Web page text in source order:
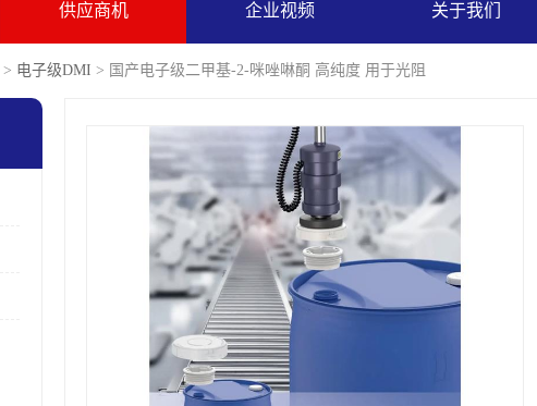
供应商机 企业视频 关于我们
> 电子级DMI > 国产电子级二甲基-2-咪唑啉酮 高纯度 用于光阻